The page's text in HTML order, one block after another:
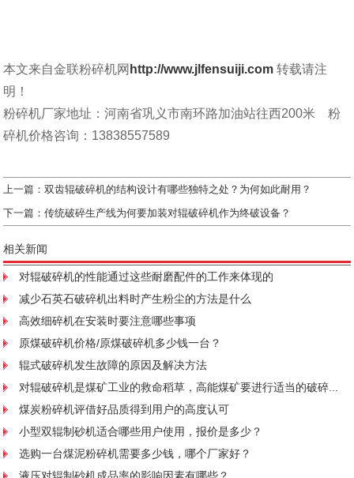
本文来自金联粉碎机网 http://www.jlfensuiji.com 转载请注
明！
粉碎机厂家地址：河南省巩义市南环路加油站往西200米 粉
碎机价格咨询：13838557589
上一篇：双齿辊破碎机的结构设计有哪些独特之处？为何如此耐用？
下一篇：传统破碎生产线为何要加装对辊破碎机作为终破设备？
相关新闻
对辊破碎机的性能通过这些耐磨配件的工作来体现的
减少石英石破碎机出料时产生粉尘的方法是什么
高效细碎机在安装时要注意哪些事项
原煤破碎机价格/原煤破碎机多少钱一台？
辊式破碎机发生故障的原因及解决方法
对辊破碎机是煤矿工业的救命稻草，高能煤矿要进行适当的破碎...
煤炭粉碎机评借好品质得到用户的高度认可
小型双辊制砂机适合哪些用户使用，报价是多少？
选购一台煤泥粉碎机需要多少钱，哪个厂家好？